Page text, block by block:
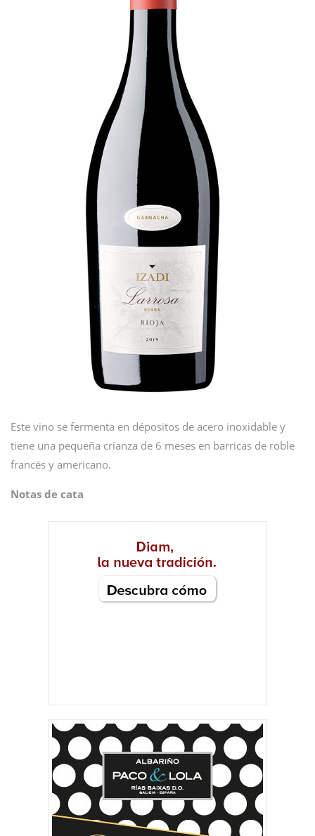
Este vino se fermenta en dépositos de acero inoxidable y
tiene una pequeña crianza de 6 meses en barricas de roble
francés y americano.
Notas de cata